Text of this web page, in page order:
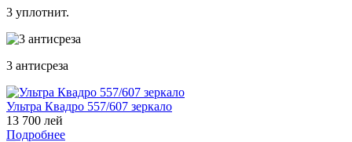
3 уплотнит.
3 антисреза
Ультра Квадро 557/607 зеркало
13 700 лей
Подробнее